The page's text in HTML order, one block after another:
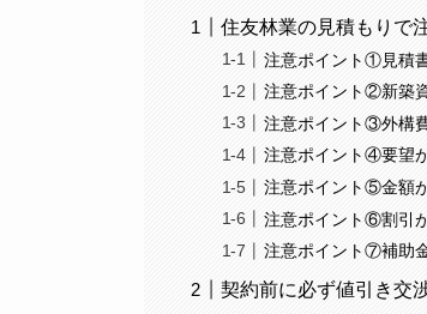
住友林業の見積もりで
注意ポイント①見積
注意ポイント②新築
注意ポイント③外構
注意ポイント④要望
注意ポイント⑤金額
注意ポイント⑥割引
注意ポイント⑦補助
契約前に必ず値引き交